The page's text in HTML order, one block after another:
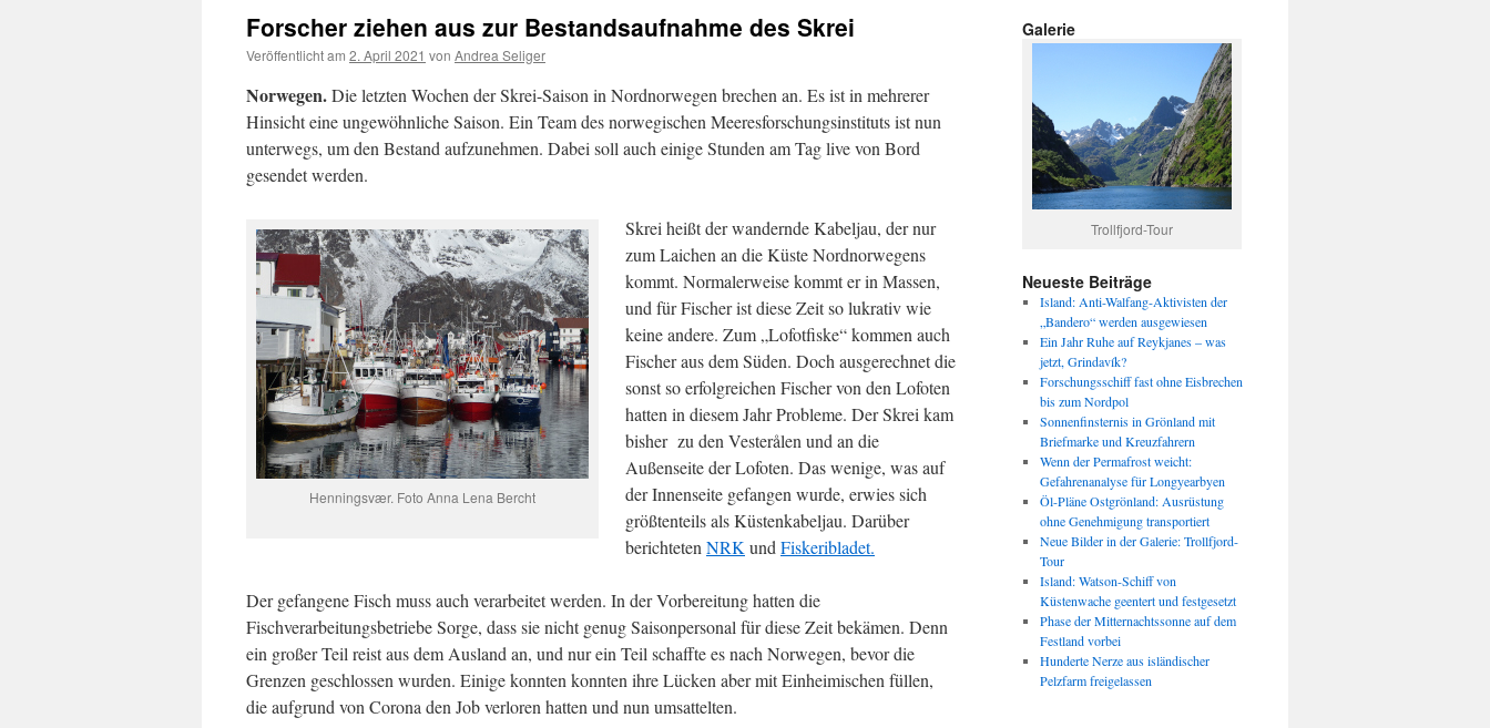
Forscher ziehen aus zur Bestandsaufnahme des Skrei
Veröffentlicht am 2. April 2021 von Andrea Seliger
Norwegen.Die letzten Wochen der Skrei-Saison in Nordnorwegen brechen an. Es ist in mehrerer
Hinsicht eine ungewöhnliche Saison. Ein Team des norwegischen Meeresforschungsinstituts ist nun
unterwegs, um den Bestand aufzunehmen. Dabei soll auch einige Stunden am Tag live von Bord
gesendet werden.
Henningsvær. Foto Anna Lena Bercht
Skrei heißt der wandernde Kabeljau, der nur
zum Laichen an die Küste Nordnorwegens
kommt. Normalerweise kommt er in Massen,
und für Fischer ist diese Zeit so lukrativ wie
keine andere. Zum „Lofotfiske“ kommen auch
Fischer aus dem Süden. Doch ausgerechnet die
sonst so erfolgreichen Fischer von den Lofoten
hatten in diesem Jahr Probleme. Der Skrei kam
bisher zu den Vesterålen und an die
Außenseite der Lofoten. Das wenige, was auf
der Innenseite gefangen wurde, erwies sich
größtenteils als Küstenkabeljau. Darüber
berichteten NRK und Fiskeribladet.
Der gefangene Fisch muss auch verarbeitet werden. In der Vorbereitung hatten die
Fischverarbeitungsbetriebe Sorge, dass sie nicht genug Saisonpersonal für diese Zeit bekämen. Denn
ein großer Teil reist aus dem Ausland an, und nur ein Teil schaffte es nach Norwegen, bevor die
Grenzen geschlossen wurden. Einige konnten konnten ihre Lücken aber mit Einheimischen füllen,
die aufgrund von Corona den Job verloren hatten und nun umsattelten.
Galerie
Trollfjord-Tour
Neueste Beiträge
Island: Anti-Walfang-Aktivisten der
„Bandero“ werden ausgewiesen
Ein Jahr Ruhe auf Reykjanes – was
jetzt, Grindavík?
Forschungsschiff fast ohne Eisbrechen
bis zum Nordpol
Sonnenfinsternis in Grönland mit
Briefmarke und Kreuzfahrern
Wenn der Permafrost weicht:
Gefahrenanalyse für Longyearbyen
Öl-Pläne Ostgrönland: Ausrüstung
ohne Genehmigung transportiert
Neue Bilder in der Galerie: Trollfjord-
Tour
Island: Watson-Schiff von
Küstenwache geentert und festgesetzt
Phase der Mitternachtssonne auf dem
Festland vorbei
Hunderte Nerze aus isländischer
Pelzfarm freigelassen